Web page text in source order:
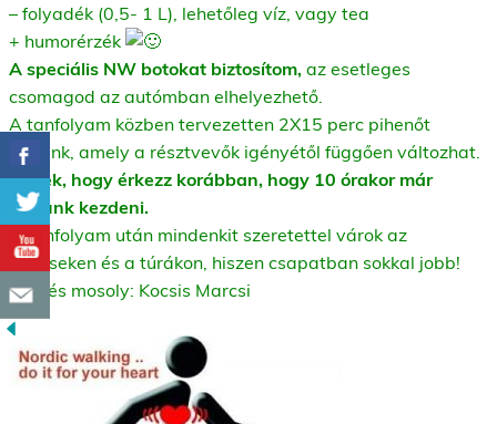
– folyadék (0,5- 1 L), lehetőleg víz, vagy tea
+ humorérzék
A speciális NW botokat biztosítom, az esetleges
csomagod az autómban elhelyezhető.
A tanfolyam közben tervezetten 2X15 perc pihenőt
tartunk, amely a résztvevők igényétől függően változhat.
Kérlek, hogy érkezz korábban, hogy 10 órakor már
tudjunk kezdeni.
A tanfolyam után mindenkit szeretettel várok az
edzéseken és a túrákon, hiszen csapatban sokkal jobb!
Üdv és mosoly: Kocsis Marcsi